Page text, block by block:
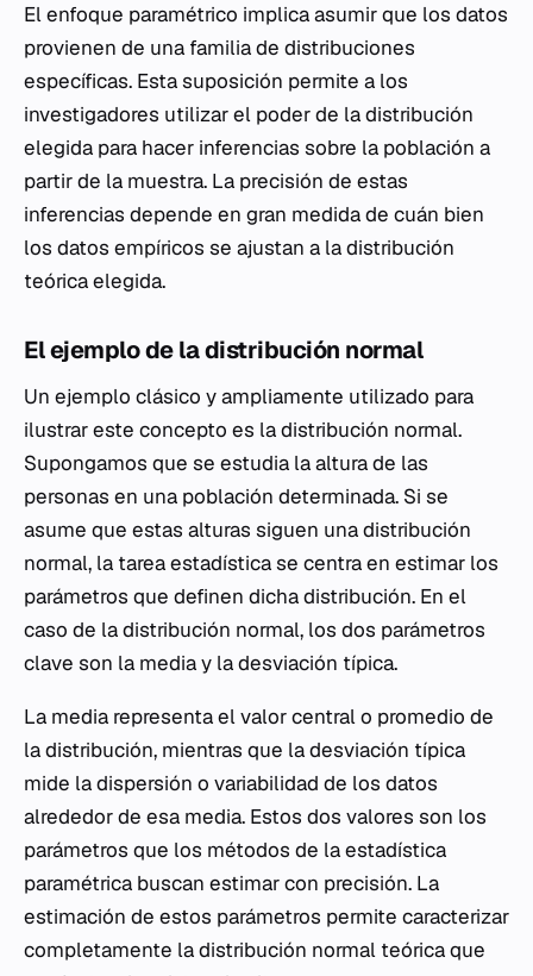
El enfoque paramétrico implica asumir que los datos
provienen de una familia de distribuciones
específicas. Esta suposición permite a los
investigadores utilizar el poder de la distribución
elegida para hacer inferencias sobre la población a
partir de la muestra. La precisión de estas
inferencias depende en gran medida de cuán bien
los datos empíricos se ajustan a la distribución
teórica elegida.
El ejemplo de la distribución normal
Un ejemplo clásico y ampliamente utilizado para
ilustrar este concepto es la distribución normal.
Supongamos que se estudia la altura de las
personas en una población determinada. Si se
asume que estas alturas siguen una distribución
normal, la tarea estadística se centra en estimar los
parámetros que definen dicha distribución. En el
caso de la distribución normal, los dos parámetros
clave son la media y la desviación típica.
La media representa el valor central o promedio de
la distribución, mientras que la desviación típica
mide la dispersión o variabilidad de los datos
alrededor de esa media. Estos dos valores son los
parámetros que los métodos de la estadística
paramétrica buscan estimar con precisión. La
estimación de estos parámetros permite caracterizar
completamente la distribución normal teórica que